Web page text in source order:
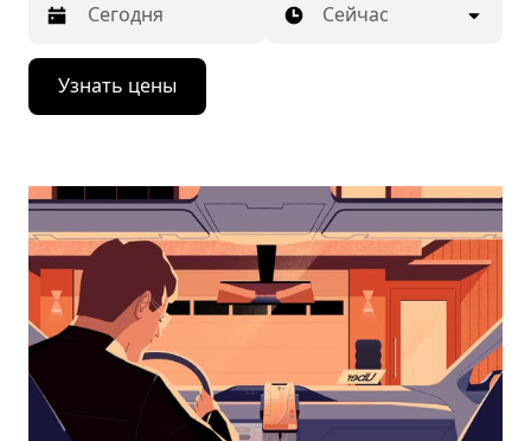
Нажмите
стрелку
вниз,
календарю
выбрать
дату.
Чтобы
закрыть
календарь,
нажмите
Esc.
Сейчас
Узнать цены